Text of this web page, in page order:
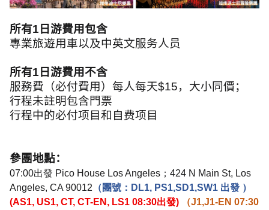
所有1 日游費用包含
專業旅遊用車以及中英文服务人员
所有1 日游費用不含
服務費（必付費用）每人每天$15，大小同價；
行程未註明包含門票
行程中的必付项目和自费项目
參團地點：
07:00出發 Pico House Los Angeles ； 424 N Main St, Los
Angeles, CA 90012 （團號： DL1, PS1,SD1,SW1 出發 ）
(AS1, US1, CT, CT-EN, LS1 08:30出發) （J1,J1-EN 07:30